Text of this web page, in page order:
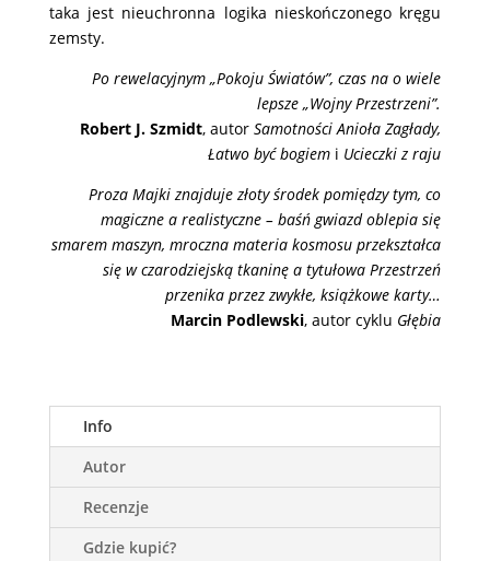
taka jest nieuchronna logika nieskończonego kręgu
zemsty.
Po rewelacyjnym „Pokoju Światów”, czas na o wiele
lepsze „Wojny Przestrzeni”.
Robert J. Szmidt, autorSamotności Anioła Zagłady,
Łatwo być bogiem i Ucieczki z raju
Proza Majki znajduje złoty środek pomiędzy tym, co
magiczne a realistyczne – baśń gwiazd oblepia się
smarem maszyn, mroczna materia kosmosu przekształca
się w czarodziejską tkaninę a tytułowa Przestrzeń
przenika przez zwykłe, książkowe karty…
Marcin Podlewski, autor cyklu Głębia
Info
Autor
Recenzje
Gdzie kupić?